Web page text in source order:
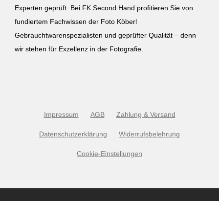
Experten geprüft. Bei FK Second Hand profitieren Sie von
fundiertem Fachwissen der Foto Köberl
Gebrauchtwarenspezialisten und geprüfter Qualität – denn
wir stehen für Exzellenz in der Fotografie.
Impressum AGB Zahlung & Versand
Datenschutzerklärung Widerrufsbelehrung
Cookie-Einstellungen